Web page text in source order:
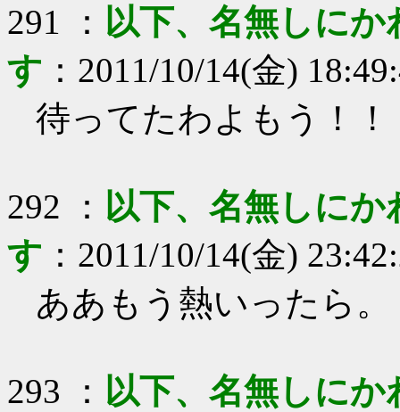
291 ： 以下、名無しに
す ： 2011/10/14(金)
待ってたわよもう！！
292 ： 以下、名無しに
す ： 2011/10/14(金)
ああもう熱いったら。
293 ： 以下、名無しに